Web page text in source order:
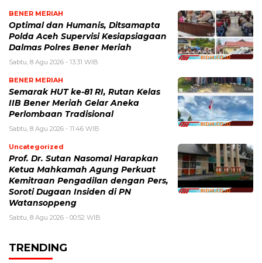
BENER MERIAH
Optimal dan Humanis, Ditsamapta
Polda Aceh Supervisi Kesiapsiagaan
Dalmas Polres Bener Meriah
Sabtu, 8 Agu 2026 - 13:31 WIB
BENER MERIAH
Semarak HUT ke-81 RI, Rutan Kelas
IIB Bener Meriah Gelar Aneka
Perlombaan Tradisional
Sabtu, 8 Agu 2026 - 11:46 WIB
Uncategorized
Prof. Dr. Sutan Nasomal Harapkan
Ketua Mahkamah Agung Perkuat
Kemitraan Pengadilan dengan Pers,
Soroti Dugaan Insiden di PN
Watansoppeng
Sabtu, 8 Agu 2026 - 00:52 WIB
TRENDING